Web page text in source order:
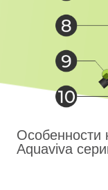
Особенности
Aquaviva